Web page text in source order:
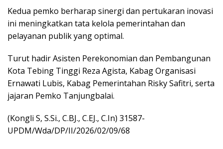
Kedua pemko berharap sinergi dan pertukaran inovasi
ini meningkatkan tata kelola pemerintahan dan
pelayanan publik yang optimal.
Turut hadir Asisten Perekonomian dan Pembangunan
Kota Tebing Tinggi Reza Agista, Kabag Organisasi
Ernawati Lubis, Kabag Pemerintahan Risky Safitri, serta
jajaran Pemko Tanjungbalai.
(Kongli S, S.Si., C.BJ., C.EJ., C.In) 31587-
UPDM/Wda/DP/II/2026/02/09/68